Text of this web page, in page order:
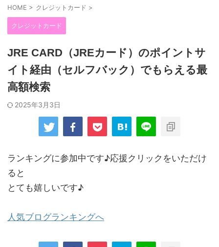
HOME > クレジットカード >
クレジットカード
JRE CARD（JREカード）のポイントサ
イト経由（セルフバック）でもらえる最
高額検索
2025年3月3日
ランキングに参加中です♪応援クリックをいただけ
ると
とても嬉しいです♪
人気ブログランキングへ